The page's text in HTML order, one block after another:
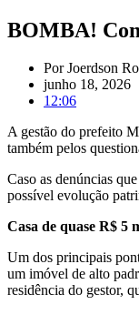
BOMBA!
PorJoerdson
junho 18, 2026
12:06
A gestão do prefeito
também pelos
Caso as denúncias
possível evolução
Casa de quase R$ 5
Um dos principais
um imóvel de alto
residência do gestor,